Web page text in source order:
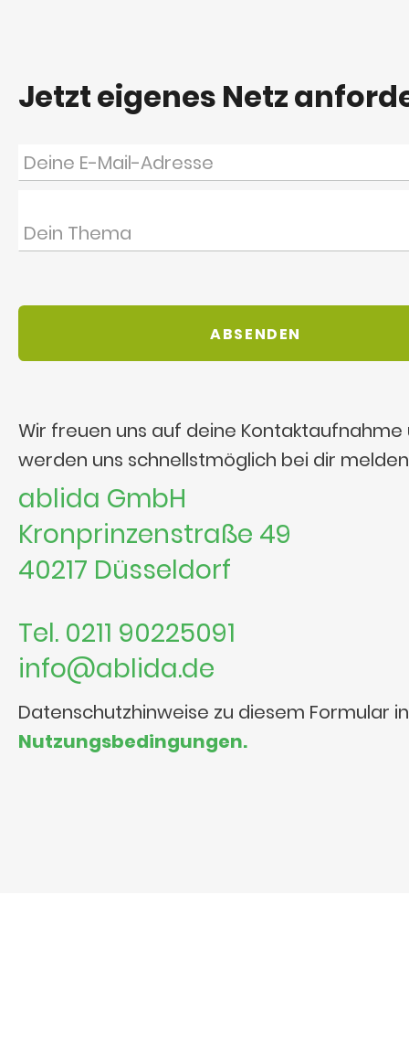
Jetzt eigenes Netz
Wir freuen uns auf deine Kontaktaufnahme
werden uns schnellstmöglich bei dir
ablida GmbH
Kronprinzenstraße 49
40217 Düsseldorf
Tel. 0211 90225091
info@ablida.de
Datenschutzhinweise zu diesem Formular
Nutzungsbedingungen.